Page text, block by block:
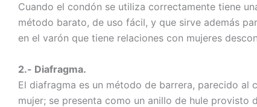
Cuando el condón se utiliza correctamente tiene
método barato, de uso fácil, y que sirve además
en el varón que tiene relaciones con mujeres
2.- Diafragma.
El diafragma es un método de barrera, parecido al
mujer; se presenta como un anillo de hule provisto